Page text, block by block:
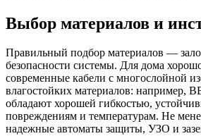
Выбор материалов и
Правильный подбор материалов —
безопасности системы. Для дома
современные кабели с многослойной
влагостойких материалов:
обладают хорошей гибкостью,
повреждениям и температурам. Не
надежные автоматы защиты, УЗО и